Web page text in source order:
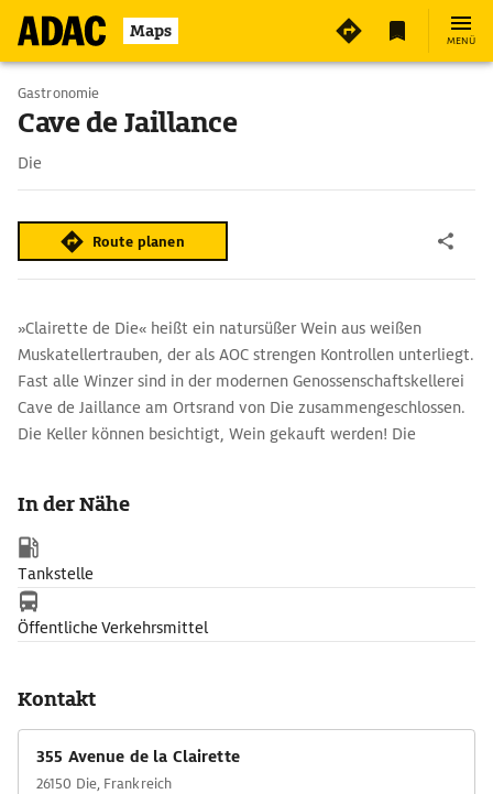
Maps MENÜ
Gastronomie
Cave de Jaillance
Die
Route planen
»Clairette de Die« heißt ein natursüßer Wein aus weißen
Muskatellertrauben, der als AOC strengen Kontrollen unterliegt.
Fast alle Winzer sind in der modernen Genossenschaftskellerei
Cave de Jaillance am Ortsrand von Die zusammengeschlossen.
Die Keller können besichtigt, Wein gekauft werden! Die
Geführte Touren durch die Keller enden mit einer Verkostung.
In der Nähe
Tankstelle
Öffentliche Verkehrsmittel
Kontakt
355 Avenue de la Clairette
26150 Die, Frankreich